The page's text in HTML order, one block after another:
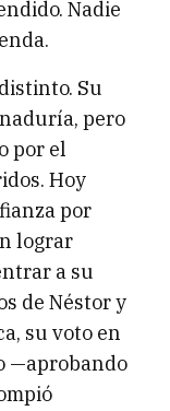
Nadie
Su
pero
por el
Hoy
por
lograr
a su
de Néstor y
su voto en
—aprobando